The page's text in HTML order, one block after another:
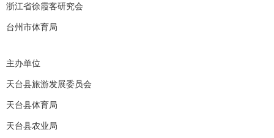
浙江省徐霞客研究会
台州市体育局
主办单位
天台县旅游发展委员会
天台县体育局
天台县农业局